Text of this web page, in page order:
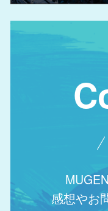
感想やお